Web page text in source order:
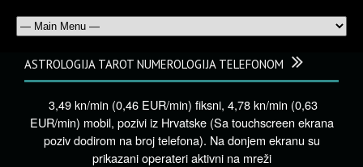
ASTROLOGIJA TAROT NUMEROLOGIJA TELEFONOM
3,49 kn/min (0,46 EUR/min) fiksni, 4,78 kn/min (0,63
EUR/min) mobil, pozivi iz Hrvatske (Sa touchscreen ekrana
poziv dodirom na broj telefona). Na donjem ekranu su
prikazani operateri aktivni na mreži